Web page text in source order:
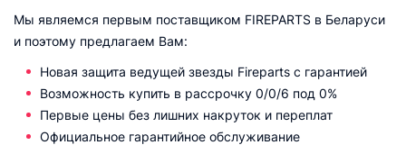
Мы являемся первым поставщиком FIREPARTS в Беларуси
и поэтому предлагаем Вам:
Новая защита ведущей звезды Fireparts с гарантией
Возможность купить в рассрочку 0/0/6 под 0%
Первые цены без лишних накруток и переплат
Официальное гарантийное обслуживание